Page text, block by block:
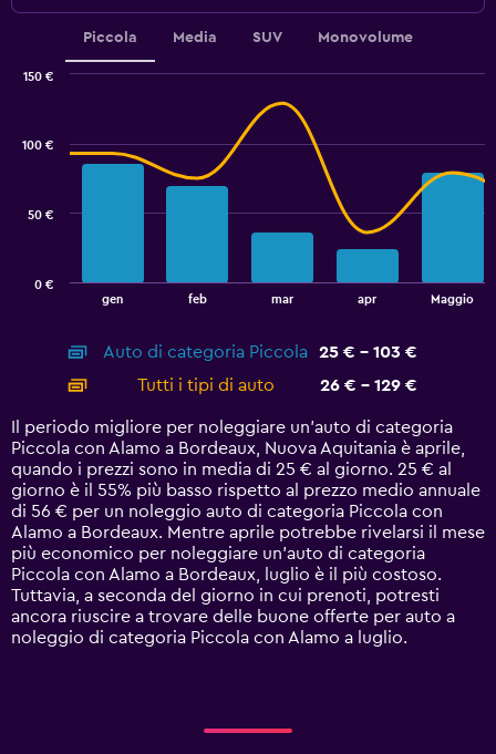
Piccola Media SUV Monovolume
displaying
categories.
14
categories.
The
chart
has
1
Y
axis
displaying
values.
Range:
0
gen feb mar apr Maggio
0 €
50 €
100 €
150 €
Auto di categoria Piccola
25 € - 103 €
Tutti i tipi di auto
26 € - 129 €
Il periodo migliore per noleggiare un'auto di categoria
Piccola con Alamo a Bordeaux, Nuova Aquitania è aprile,
quando i prezzi sono in media di 25 € al giorno. 25 € al
giorno è il 55% più basso rispetto al prezzo medio annuale
di 56 € per un noleggio auto di categoria Piccola con
Alamo a Bordeaux. Mentre aprile potrebbe rivelarsi il mese
più economico per noleggiare un'auto di categoria
Piccola con Alamo a Bordeaux, luglio è il più costoso.
Tuttavia, a seconda del giorno in cui prenoti, potresti
ancora riuscire a trovare delle buone offerte per auto a
noleggio di categoria Piccola con Alamo a luglio.